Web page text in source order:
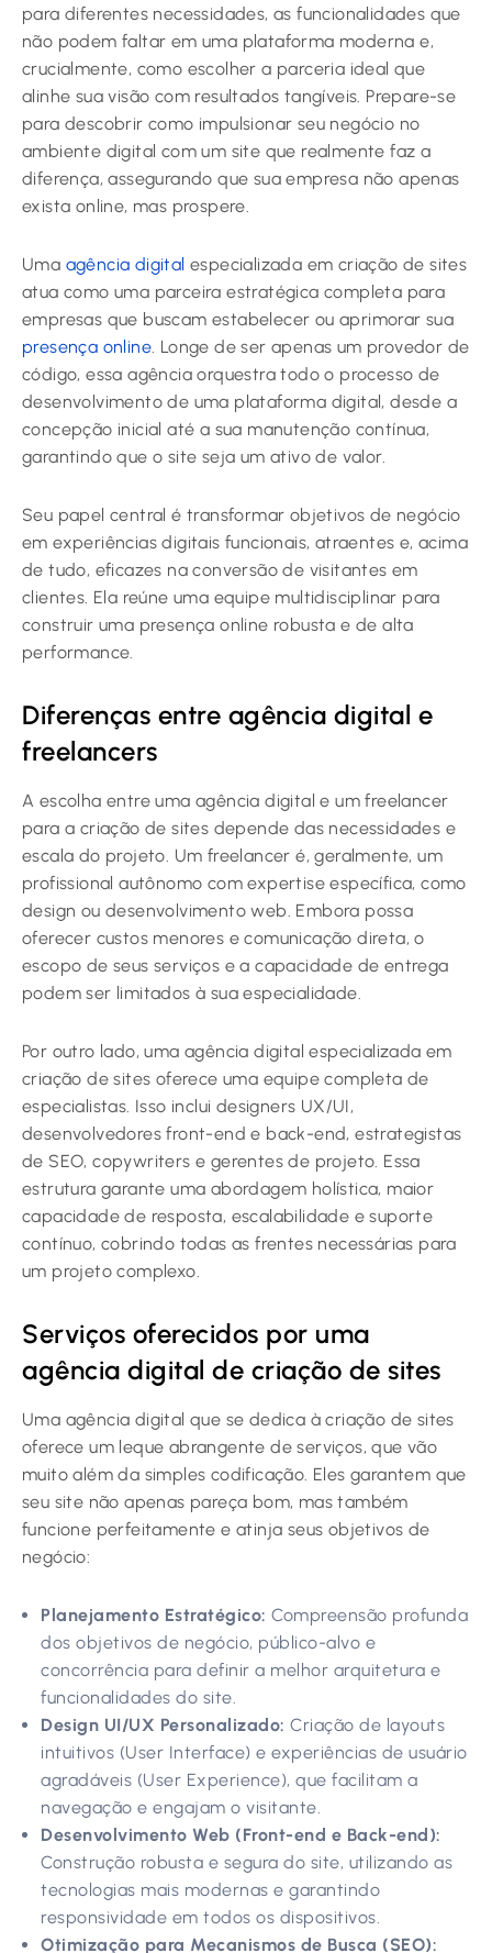
para diferentes necessidades, as funcionalidades que
não podem faltar em uma plataforma moderna e,
crucialmente, como escolher a parceria ideal que
alinhe sua visão com resultados tangíveis. Prepare-se
para descobrir como impulsionar seu negócio no
ambiente digital com um site que realmente faz a
diferença, assegurando que sua empresa não apenas
exista online, mas prospere.
Uma agência digital especializada em criação de sites
atua como uma parceira estratégica completa para
empresas que buscam estabelecer ou aprimorar sua
presença online . Longe de ser apenas um provedor de
código, essa agência orquestra todo o processo de
desenvolvimento de uma plataforma digital, desde a
concepção inicial até a sua manutenção contínua,
garantindo que o site seja um ativo de valor.
Seu papel central é transformar objetivos de negócio
em experiências digitais funcionais, atraentes e, acima
de tudo, eficazes na conversão de visitantes em
clientes. Ela reúne uma equipe multidisciplinar para
construir uma presença online robusta e de alta
performance.
Diferenças entre agência digital e
freelancers
A escolha entre uma agência digital e um freelancer
para a criação de sites depende das necessidades e
escala do projeto. Um freelancer é, geralmente, um
profissional autônomo com expertise específica, como
design ou desenvolvimento web. Embora possa
oferecer custos menores e comunicação direta, o
escopo de seus serviços e a capacidade de entrega
podem ser limitados à sua especialidade.
Por outro lado, uma agência digital especializada em
criação de sites oferece uma equipe completa de
especialistas. Isso inclui designers UX/UI,
desenvolvedores front-end e back-end, estrategistas
de SEO, copywriters e gerentes de projeto. Essa
estrutura garante uma abordagem holística, maior
capacidade de resposta, escalabilidade e suporte
contínuo, cobrindo todas as frentes necessárias para
um projeto complexo.
Serviços oferecidos por uma
agência digital de criação de sites
Uma agência digital que se dedica à criação de sites
oferece um leque abrangente de serviços, que vão
muito além da simples codificação. Eles garantem que
seu site não apenas pareça bom, mas também
funcione perfeitamente e atinja seus objetivos de
negócio:
Planejamento Estratégico: Compreensão profunda
dos objetivos de negócio, público-alvo e
concorrência para definir a melhor arquitetura e
funcionalidades do site.
Design UI/UX Personalizado: Criação de layouts
intuitivos (User Interface) e experiências de usuário
agradáveis (User Experience), que facilitam a
navegação e engajam o visitante.
Desenvolvimento Web (Front-end e Back-end):
Construção robusta e segura do site, utilizando as
tecnologias mais modernas e garantindo
responsividade em todos os dispositivos.
Otimização para Mecanismos de Busca (SEO):